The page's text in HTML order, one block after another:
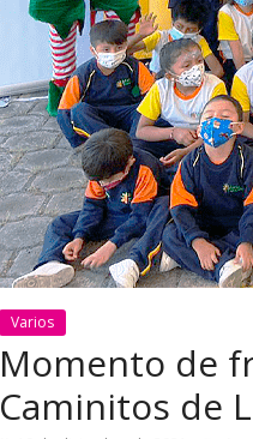
Varios
Momento de
Caminitos de